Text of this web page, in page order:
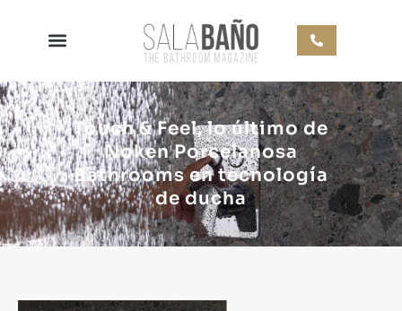
Touch & Feel, lo último de
Noken Porcelanosa
Bathrooms en tecnología
de ducha